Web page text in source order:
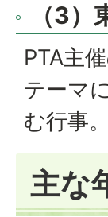
（3
PTA主
テーマ
む行事
主な